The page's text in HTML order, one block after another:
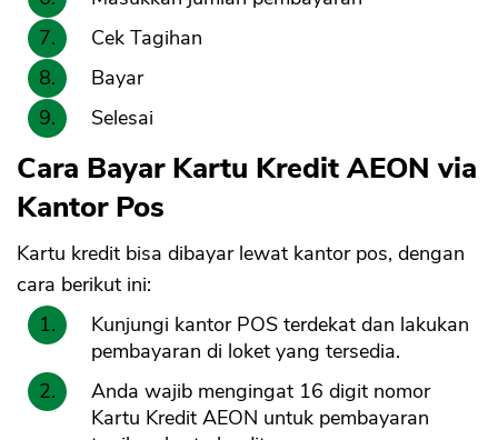
Cek Tagihan
Bayar
Selesai
Cara Bayar Kartu Kredit AEON via
Kantor Pos
Kartu kredit bisa dibayar lewat kantor pos, dengan
cara berikut ini:
Kunjungi kantor POS terdekat dan lakukan
pembayaran di loket yang tersedia.
Anda wajib mengingat 16 digit nomor
Kartu Kredit AEON untuk pembayaran